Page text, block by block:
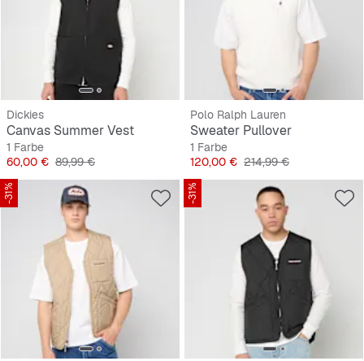
Dickies
Canvas Summer Vest
1 Farbe
Preis
60,00 € Originalpreis
89,99 €
Polo Ralph Lauren
Sweater Pullover
1 Farbe
Preis
120,00 € Originalpreis
214,99 €
-31% -31%